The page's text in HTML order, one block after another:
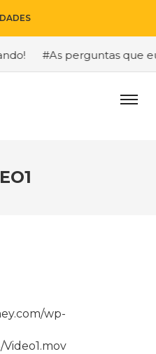
#As perguntas que eu
wp-